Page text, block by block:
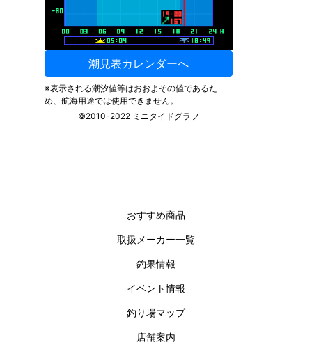
おすすめ商品
取扱メーカー一覧
釣果情報
イベント情報
釣り場マップ
店舗案内